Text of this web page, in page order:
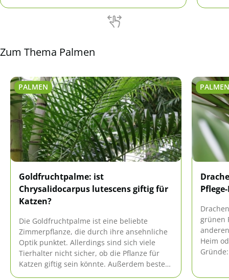
Zum Thema Palmen
PALMEN
Goldfruchtpalme: ist
Chrysalidocarpus lutescens giftig für
Katzen?
Die Goldfruchtpalme ist eine beliebte
Zimmerpflanze, die durch ihre ansehnliche
Optik punktet. Allerdings sind sich viele
Tierhalter nicht sicher, ob die Pflanze für
Katzen giftig sein könnte. Außerdem besteht
PALMEN
grünen
Heim